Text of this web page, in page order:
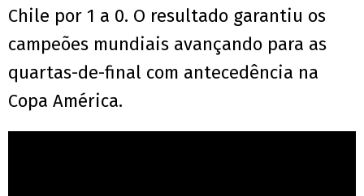
Chile por 1 a 0. O resultado garantiu os
campeões mundiais avançando para as
quartas-de-final com antecedência na
Copa América.